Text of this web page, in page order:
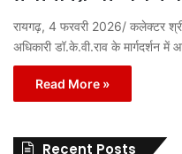
रायगढ़, 4 फरवरी 2026/ कलेक्टर श्री
अधिकारी डॉ.के.वी.राव के मार्गदर्शन में
Read More »
Recent Posts